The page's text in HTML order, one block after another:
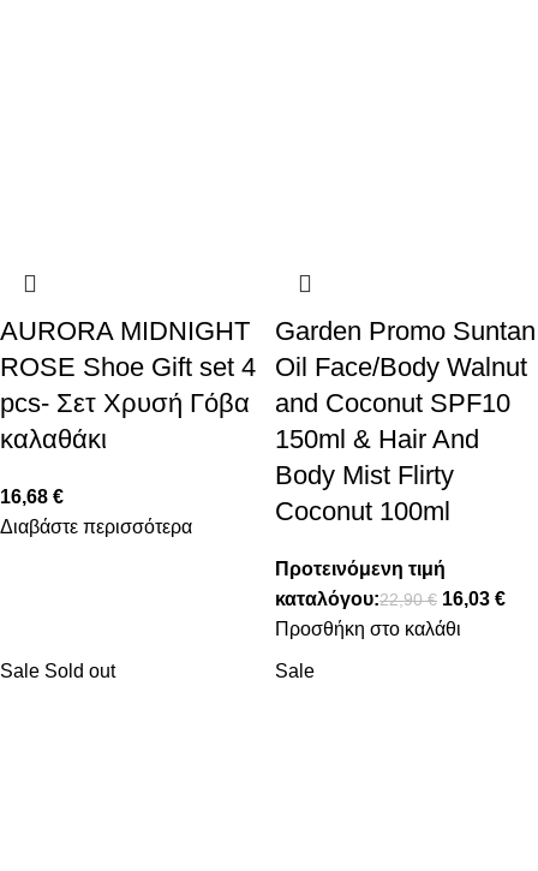
AURORA MIDNIGHT
ROSE Shoe Gift set 4
pcs- Σετ Χρυσή Γόβα
καλαθάκι
16,68 €
Διαβάστε περισσότερα
Garden Promo Suntan
Oil Face/Body Walnut
and Coconut SPF10
150ml & Hair And
Body Mist Flirty
Coconut 100ml
Προτεινόμενη τιμή
καταλόγου:22,90€ 16,03 €
Προσθήκη στο καλάθι
Sale Sold out Sale